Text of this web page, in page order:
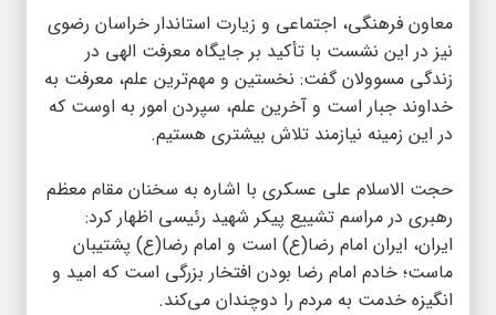
معاون فرهنگی، اجتماعی و زیارت استاندار خراسان رضوی
نیز در این نشست با تأکید بر جایگاه معرفت الهی در
زندگی مسوولان گفت: نخستین و مهم‌ترین علم، معرفت به
خداوند جبار است و آخرین علم، سپردن امور به اوست که
در این زمینه نیازمند تلاش بیشتری هستیم.
حجت الاسلام علی عسکری با اشاره به سخنان مقام معظم
رهبری در مراسم تشییع پیکر شهید رئیسی اظهار کرد:
ایران، ایران امام رضا(ع) است و امام رضا(ع) پشتیبان
ماست؛ خادم امام رضا بودن افتخار بزرگی است که امید و
انگیزه خدمت به مردم را دوچندان می‌کند.